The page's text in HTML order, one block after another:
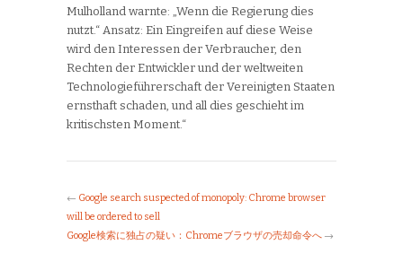
Mulholland warnte: „Wenn die Regierung dies
nutzt.“ Ansatz: Ein Eingreifen auf diese Weise
wird den Interessen der Verbraucher, den
Rechten der Entwickler und der weltweiten
Technologieführerschaft der Vereinigten Staaten
ernsthaft schaden, und all dies geschieht im
kritischsten Moment.“
← Google search suspected of monopoly: Chrome browser
will be ordered to sell
Google検索に独占の疑い：Chromeブラウザの売却命令へ →